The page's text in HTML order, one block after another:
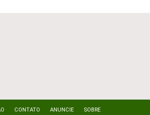
CONTATO ANUNCIE SOBRE